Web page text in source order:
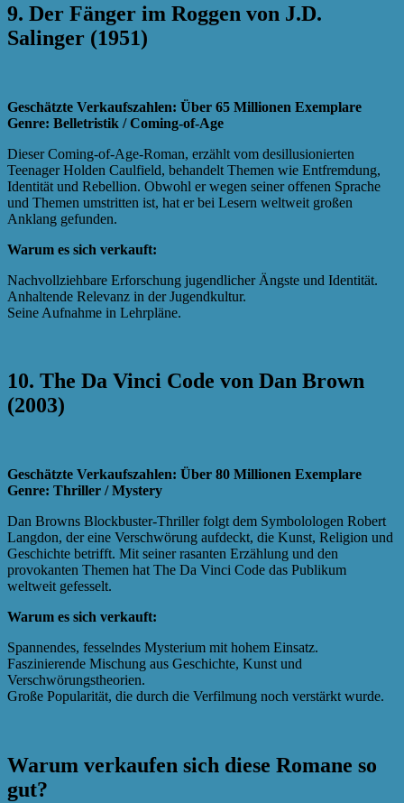
9. Der Fänger im Roggen von J.D.
Salinger (1951)
Geschätzte Verkaufszahlen: Über 65 Millionen Exemplare
Genre: Belletristik / Coming-of-Age
Dieser Coming-of-Age-Roman, erzählt vom desillusionierten
Teenager Holden Caulfield, behandelt Themen wie Entfremdung,
Identität und Rebellion. Obwohl er wegen seiner offenen Sprache
und Themen umstritten ist, hat er bei Lesern weltweit großen
Anklang gefunden.
Warum es sich verkauft:
Nachvollziehbare Erforschung jugendlicher Ängste und Identität.
Anhaltende Relevanz in der Jugendkultur.
Seine Aufnahme in Lehrpläne.
10. The Da Vinci Code von Dan Brown
(2003)
Geschätzte Verkaufszahlen: Über 80 Millionen Exemplare
Genre: Thriller / Mystery
Dan Browns Blockbuster-Thriller folgt dem Symbolologen Robert
Langdon, der eine Verschwörung aufdeckt, die Kunst, Religion und
Geschichte betrifft. Mit seiner rasanten Erzählung und den
provokanten Themen hat The Da Vinci Code das Publikum
weltweit gefesselt.
Warum es sich verkauft:
Spannendes, fesselndes Mysterium mit hohem Einsatz.
Faszinierende Mischung aus Geschichte, Kunst und
Verschwörungstheorien.
Große Popularität, die durch die Verfilmung noch verstärkt wurde.
Warum verkaufen sich diese Romane so
gut?